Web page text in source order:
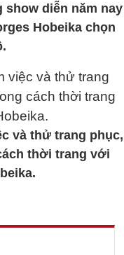
show diễn năm nay
Hobeika chọn
và thử trang phục,
thời trang với